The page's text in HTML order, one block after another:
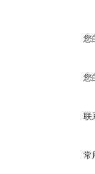
您
您
联
常